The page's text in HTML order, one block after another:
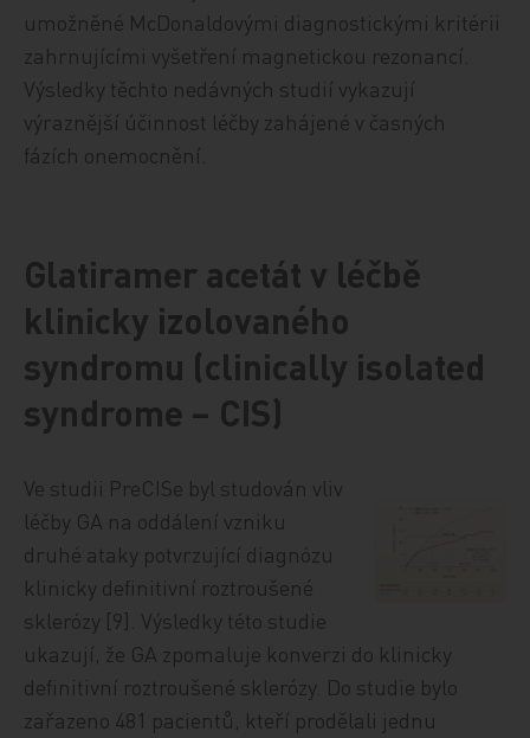
umožněné McDonaldovými diagnostickými kritérii
zahrnujícími vyšetření magnetickou rezonancí.
Výsledky těchto nedávných studií vykazují
výraznější účinnost léčby zahájené v časných
fázích onemocnění.
Glatiramer acetát v léčbě
klinicky izolovaného
syndromu (clinically isolated
syndrome – CIS)
Ve studii PreCISe byl studován vliv
léčby GA na oddálení vzniku
druhé ataky potvrzující diagnózu
klinicky definitivní roztroušené
sklerózy [9]. Výsledky této studie
ukazují, že GA zpomaluje konverzi do klinicky
definitivní roztroušené sklerózy. Do studie bylo
zařazeno 481 pacientů, kteří prodělali jednu